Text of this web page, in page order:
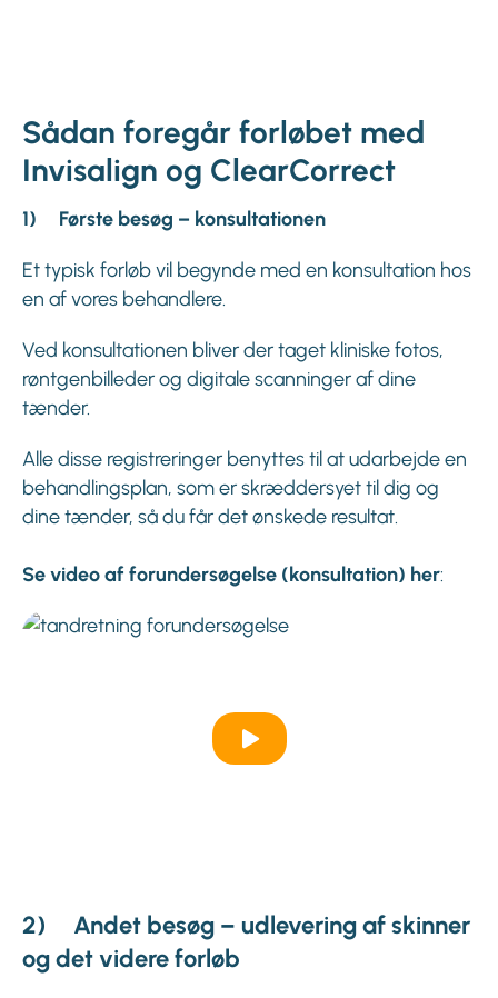
Sådan foregår forløbet med
Invisalign og ClearCorrect
1) Første besøg – konsultationen
Et typisk forløb vil begynde med en konsultation hos
en af vores behandlere.
Ved konsultationen bliver der taget kliniske fotos,
røntgenbilleder og digitale scanninger af dine
tænder.
Alle disse registreringer benyttes til at udarbejde en
behandlingsplan, som er skræddersyet til dig og
dine tænder, så du får det ønskede resultat.
Se video af forundersøgelse (konsultation) her:
2) Andet besøg – udlevering af skinner
og det videre forløb